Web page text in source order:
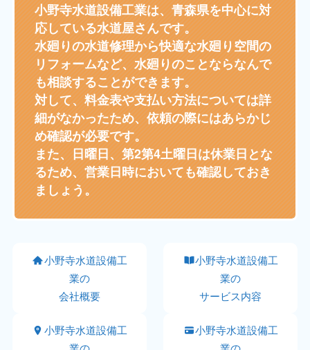
小野寺水道設備工業は、青森県を中心に対
応している水道屋さんです。
水廻りの水道修理から快適な水廻り空間の
リフォームなど、水廻りのことならなんで
も相談することができます。
対して、料金表や支払い方法については詳
細がなかったため、依頼の際にはあらかじ
め確認が必要です。
また、日曜日、第2第4土曜日は休業日とな
るため、営業日時においても確認しておき
ましょう。
小野寺水道設備工
業の
会社概要
小野寺水道設備工
業の
サービス内容
小野寺水道設備工
小野寺水道設備工